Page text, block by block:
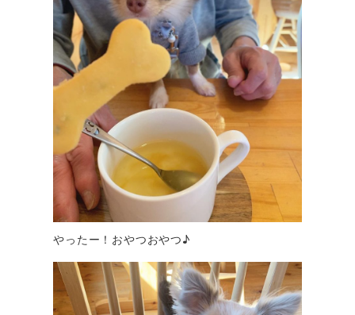
やったー！おやつおやつ♪